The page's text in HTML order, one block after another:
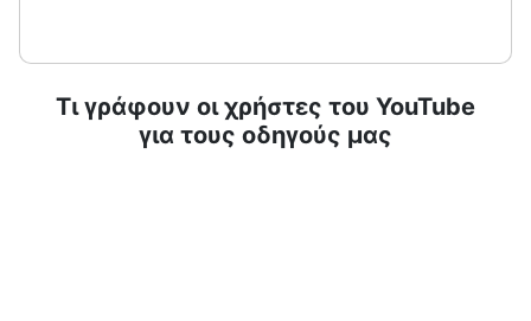
Τι γράφουν οι χρήστες του YouTube
για τους οδηγούς μας